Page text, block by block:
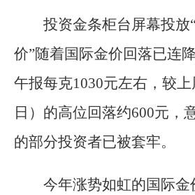
投资金条柜台屏幕投放
价”随着国际金价回落已连
午报每克1030元左右，较
日）的高位回落约600元，
的部分投资者已被套牢。
今年涨势如虹的国际金